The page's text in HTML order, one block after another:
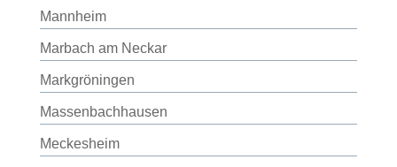
Mannheim
Marbach am Neckar
Markgröningen
Massenbachhausen
Meckesheim